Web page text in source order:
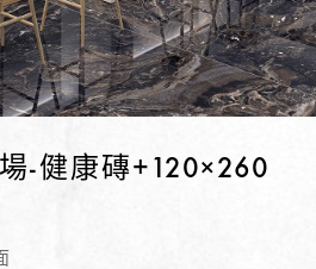
-健康磚+120×260